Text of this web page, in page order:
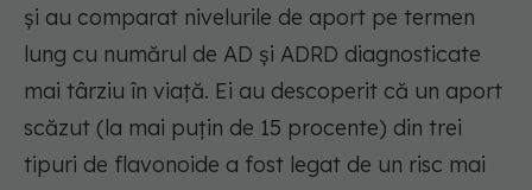
și au comparat nivelurile de aport pe termen
lung cu numărul de AD și ADRD diagnosticate
mai târziu în viață. Ei au descoperit că un aport
scăzut (la mai puțin de 15 procente) din trei
tipuri de flavonoide a fost legat de un risc mai